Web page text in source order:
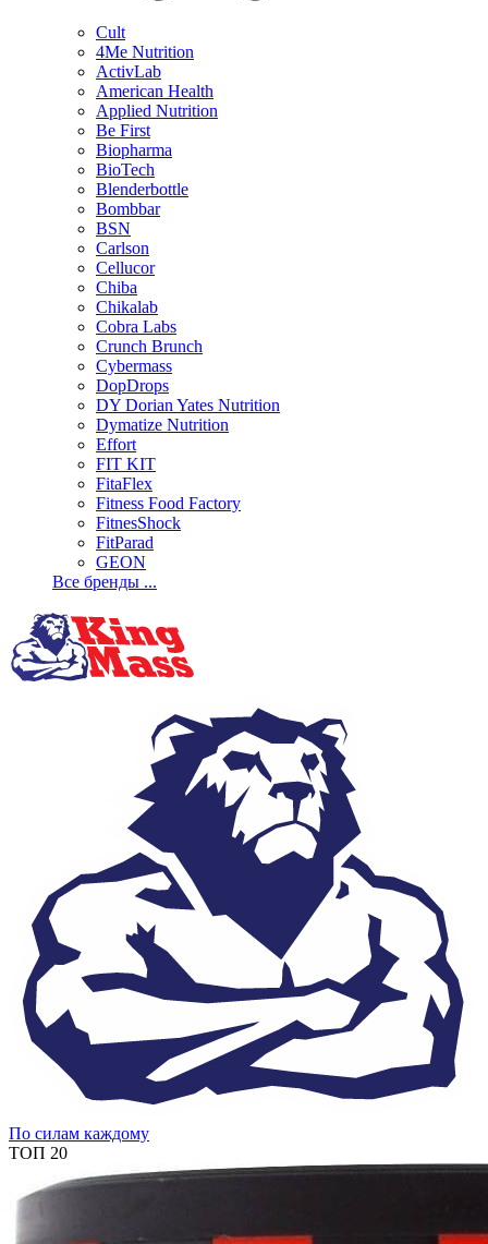
Cult
4Me Nutrition
ActivLab
American Health
Applied Nutrition
Be First
Biopharma
BioTech
Blenderbottle
Bombbar
BSN
Carlson
Cellucor
Chiba
Chikalab
Cobra Labs
Crunch Brunch
Cybermass
DopDrops
DY Dorian Yates Nutrition
Dymatize Nutrition
Effort
FIT KIT
FitaFlex
Fitness Food Factory
FitnesShock
FitParad
GEON
Все бренды ...
По силам каждому
ТОП 20